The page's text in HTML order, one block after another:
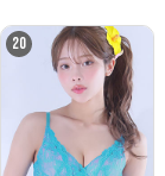
20